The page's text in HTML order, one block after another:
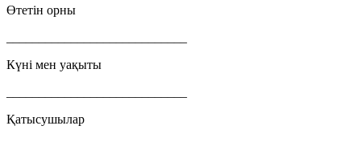
Өтетін орны
Күні мен уақыты
Қатысушылар